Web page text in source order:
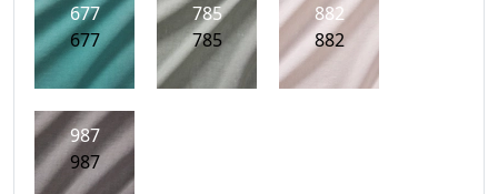
677
677
785
785
882
882
987
987